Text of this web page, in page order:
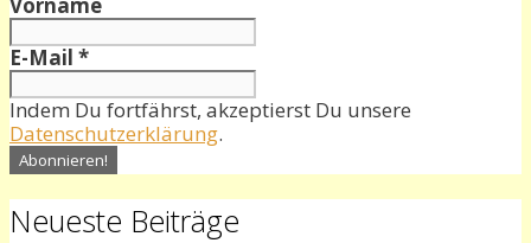
Vorname
E-Mail *
Indem Du fortfährst, akzeptierst Du unsere
Datenschutzerklärung.
Neueste Beiträge